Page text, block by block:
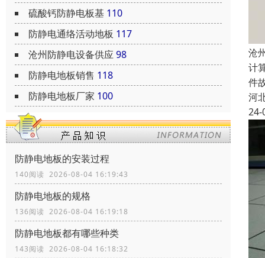
硫酸钙防静电板基 110
防静电通络活动地板 117
沧州防静电设备供应98
防静电地板销售 118
防静电地板厂家 100
防静电地板的安装过程
140阅读 2026-08-04 16:19:43
防静电地板的规格
136阅读 2026-08-04 16:19:18
防静电地板都有哪些种类
143阅读 2026-08-04 16:18:32
沧
计
件
河
24-